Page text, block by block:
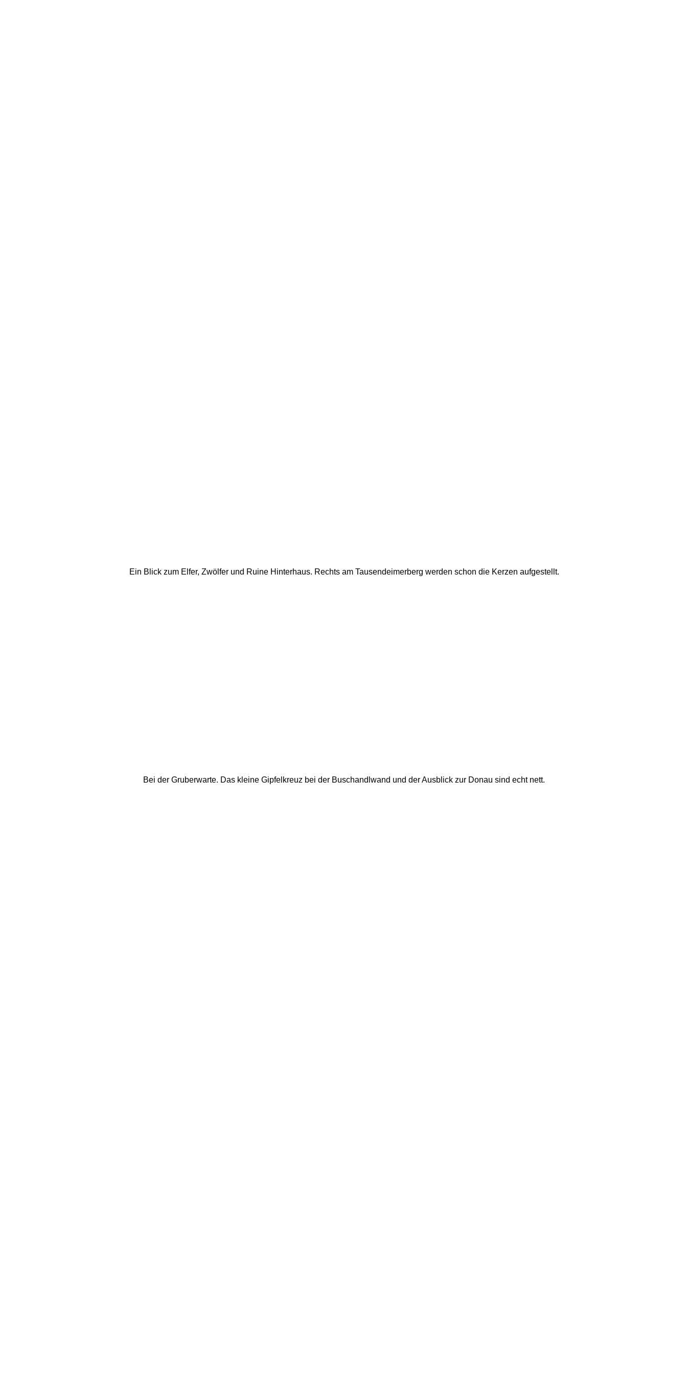
Ein Blick zum Elfer, Zwölfer und Ruine Hinterhaus. Rechts am Tausendeimerberg werden schon die Kerzen aufgestellt.
Bei der Gruberwarte. Das kleine Gipfelkreuz bei der Buschandlwand und der Ausblick zur Donau sind echt nett.